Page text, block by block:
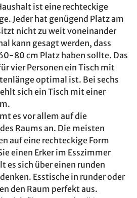
ist eine rechteckige
Jeder hat genügend Platz am
nicht zu weit voneinander
kann gesagt werden, dass
80 cm Platz haben sollte. Das
vier Personen ein Tisch mit
optimal ist. Bei sechs
sich ein Tisch mit einer
es vor allem auf die
Raums an. Die meisten
auf eine rechteckige Form
einen Erker im Esszimmer
es sich über einen runden
Esstische in runder oder
den Raum perfekt aus.